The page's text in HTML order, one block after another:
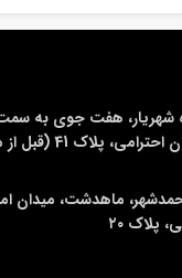
شهریار، هفت جوی به سمت
فردیس، منطقه دو،
ماهدشت، میدان
پلاک ۲۰